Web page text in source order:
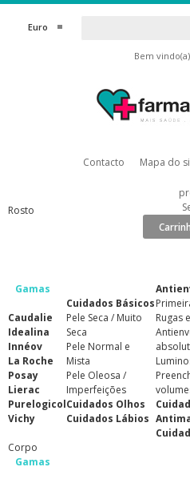
Euro
Bem
Contacto Mapa do
Rosto
Gamas
Caudalie
Idealina
Innéov
La Roche
Posay
Lierac
Purelogicol
Vichy
Cuidados Básicos
Pele Seca / Muito
Seca
Pele Normal e
Mista
Pele Oleosa /
Imperfeições
Cuidados Olhos
Cuidados Lábios
Rugas
Corpo
Gamas